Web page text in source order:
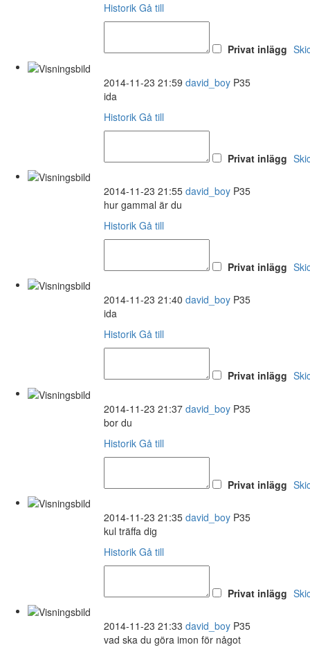
Historik Gå till
Privat inlägg
2014-11-23 21:59 david_boy P35
ida
Historik Gå till
Privat inlägg
2014-11-23 21:55 david_boy P35
hur gammal är du
Historik Gå till
Privat inlägg
2014-11-23 21:40 david_boy P35
ida
Historik Gå till
Privat inlägg
2014-11-23 21:37 david_boy P35
bor du
Historik Gå till
Privat inlägg
2014-11-23 21:35 david_boy P35
kul träffa dig
Historik Gå till
Privat inlägg
2014-11-23 21:33 david_boy P35
vad ska du göra imon för något